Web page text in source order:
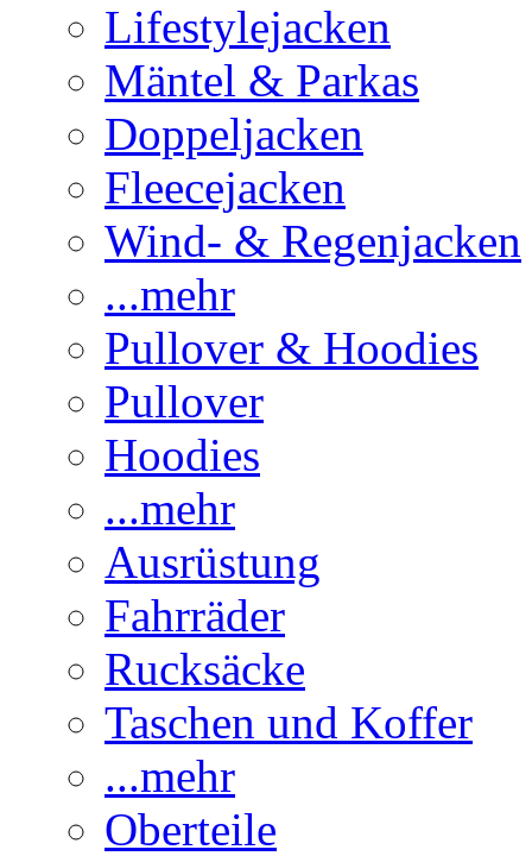
Lifestylejacken
Mäntel & Parkas
Doppeljacken
Fleecejacken
Wind- & Regenjacken
...mehr
Pullover & Hoodies
Pullover
Hoodies
...mehr
Ausrüstung
Fahrräder
Rucksäcke
Taschen und Koffer
...mehr
Oberteile